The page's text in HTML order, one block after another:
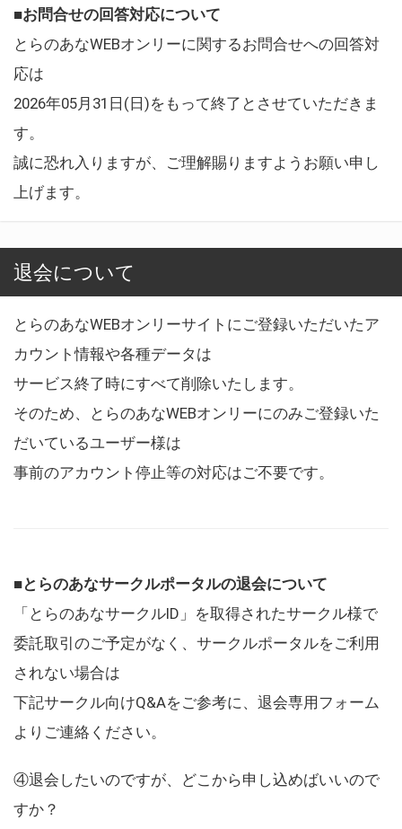
■お問合せの回答対応について
とらのあなWEBオンリーに関するお問合せへの回答対
応は
2026年05月31日(日)をもって終了とさせていただきま
す。
誠に恐れ入りますが、ご理解賜りますようお願い申し
上げます。
退会について
とらのあなWEBオンリーサイトにご登録いただいたア
カウント情報や各種データは
サービス終了時にすべて削除いたします。
そのため、とらのあなWEBオンリーにのみご登録いた
だいているユーザー様は
事前のアカウント停止等の対応はご不要です。
■とらのあなサークルポータルの退会について
「とらのあなサークルID」を取得されたサークル様で
委託取引のご予定がなく、サークルポータルをご利用
されない場合は
下記サークル向けQ&Aをご参考に、退会専用フォーム
よりご連絡ください。
④退会したいのですが、どこから申し込めばいいので
すか？